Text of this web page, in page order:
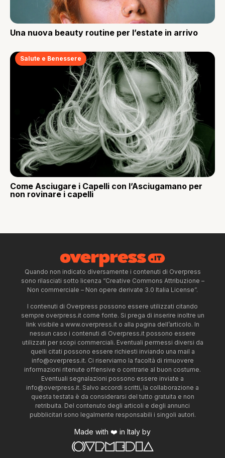
Una nuova beauty routine per l’estate in arrivo
Salute e Benessere
Come Asciugare i Capelli con l’Asciugamano per
non rovinare i capelli
Quando non indicato diversamente i contenuti di Overpress
sono rilasciati sotto licenza “Creative Commons Attribuzione –
Non commerciale – Non opere derivate 3.0 Italia License”.
I contenuti di Overpress possono essere utilizzati citando
sempre overpress.it come fonte. Si prega di inserire inoltre un
link visibile a www.overpress.it o alla pagina dell’articolo. In
nessun caso i contenuti di Overpress.it possono essere
utilizzati per scopi commerciali. Eventuali permessi diversi da
quelli citati possono essere richiesti inviando una mail a
info@overpress.it. Ci riserviamo la facoltà di rimuovere
informazioni ritenute offensive o contrarie al buon costume.
Eventuali segnalazioni possono essere inviate a
info@overpress.it. Salvo accordi scritti, la collaborazione a
questa testata è da considerarsi del tutto gratuita e non
retribuita. Del contenuto degli articoli e degli annunci
pubblicitari sono legalmente responsabili i singoli autori.
Made with ❤️ in Italy by